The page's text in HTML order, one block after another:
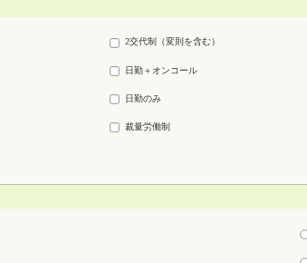
2交代制（変則を含む）
日勤＋オンコール
日勤のみ
裁量労働制